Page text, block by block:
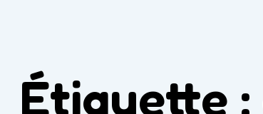
Étiquette :